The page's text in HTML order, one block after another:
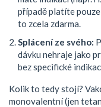
případě platíte
to zcela zdarma.
Splácení ze svého:
dávku nehraje jako
bez specifické
Kolik to tedy stojí?
monovalentní (jen